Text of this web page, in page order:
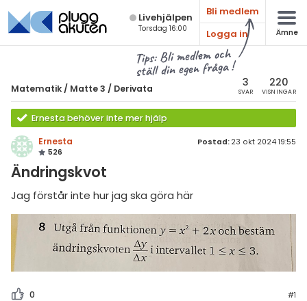
Live­hjälpen
Torsdag 16:00
Bli medlem
Logga in
Ämne
Tips: Bli medlem och
ställ din egen fråga !
Matematik / Matte 3 / Derivata 3
SVAR
220
VISNINGAR
Ernesta behöver inte mer hjälp
Ernesta
526
Postad: 23 okt 2024 19:55
Ändringskvot
Jag förstår inte hur jag ska göra här
0 #1
Alla ämnen
Alla trådar
7
8
9
1
2
3
Matematik
Matte 3
Alla trådar
Integraler
Trigonometri
& Bygg